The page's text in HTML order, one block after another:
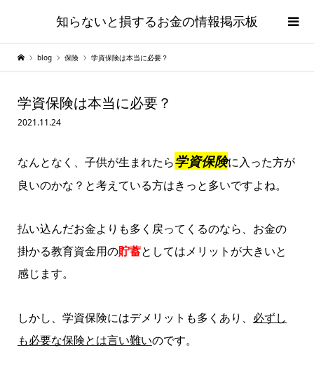
知らないと損するお金の情報掲示板
blog 保険 学資保険は本当に必要？
学資保険は本当に必要？
2021.11.24
なんとなく、子供が生まれたら学資保険に入った方が
良いのかな？と考えている方はきっと多いですよね。
払い込んだお金よりも多く戻ってくるのなら、お金の
掛かる教育資金用の貯蓄としてはメリットが大きいと
感じます。
しかし、学資保険にはデメリットも多くあり、 必ずし
も必要な保険とは言い難いのです。